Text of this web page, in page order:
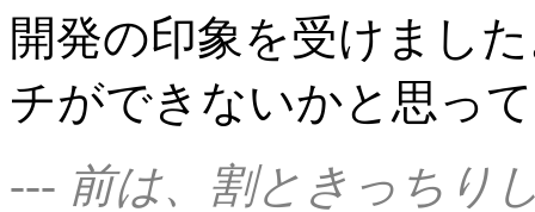
開発の印象を受けまし
チができないかと思っ
--- 前は、割ときっちり